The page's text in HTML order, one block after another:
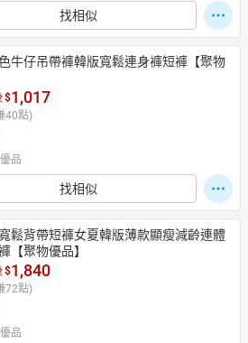
找相似
牛仔吊帶褲韓版寬鬆連身褲短褲【聚物
$1,017
40點)
品
找相似
鬆背帶短褲女夏韓版薄款顯瘦減齡連體
【聚物優品】
$1,840
72點)
品